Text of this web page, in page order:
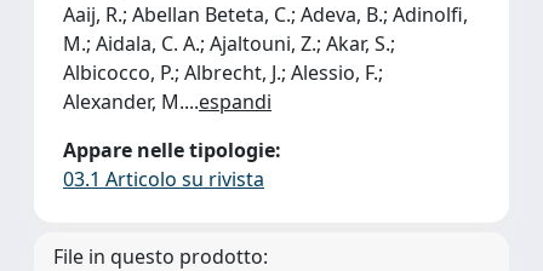
Aaij, R.; Abellan Beteta, C.; Adeva, B.; Adinolfi,
M.; Aidala, C. A.; Ajaltouni, Z.; Akar, S.;
Albicocco, P.; Albrecht, J.; Alessio, F.;
Alexander, M....espandi
Appare nelle tipologie:
03.1 Articolo su rivista
File in questo prodotto: